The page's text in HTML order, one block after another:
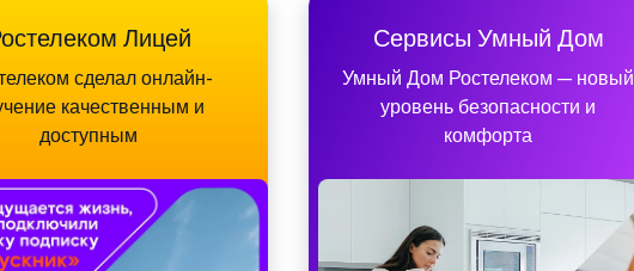
Лицей
сделал онлайн-
качественным и
доступным
Сервисы Умный Дом
Умный Дом Ростелеком — новый
уровень безопасности и
комфорта